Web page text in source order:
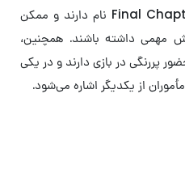
نشان می‌دهد که ظاهراً Final Chapter MC نام دارند و ممکن
مهمی داشته باشند. همچنین،
پررنگی در بازی دارند و در یکی
از یکدیگر اشاره می‌شود.